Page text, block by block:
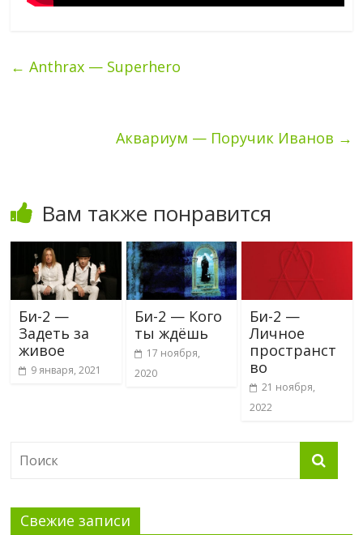
← Anthrax — Superhero
Аквариум — Поручик Иванов →
Вам также понравится
Би-2 —
Задеть за
живое
9 января, 2021
Би-2 — Кого
ты ждёшь
17 ноября,
2020
Би-2 —
Личное
пространст
во
21 ноября,
2022
Свежие записи